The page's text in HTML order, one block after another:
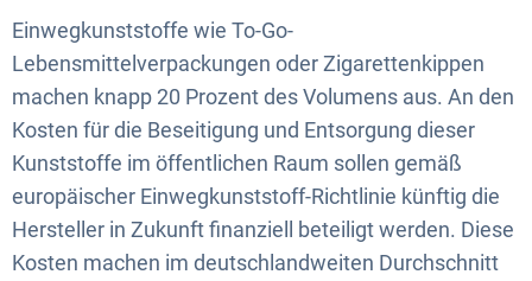
Einwegkunststoffe wie To-Go-
Lebensmittelverpackungen oder Zigarettenkippen
machen knapp 20 Prozent des Volumens aus. An den
Kosten für die Beseitigung und Entsorgung dieser
Kunststoffe im öffentlichen Raum sollen gemäß
europäischer Einwegkunststoff-Richtlinie künftig die
Hersteller in Zukunft finanziell beteiligt werden. Diese
Kosten machen im deutschlandweiten Durchschnitt